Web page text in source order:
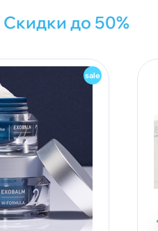
Скидки до 50%